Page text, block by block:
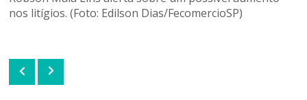
nos litígios. (Foto: Edilson Dias/FecomercioSP)